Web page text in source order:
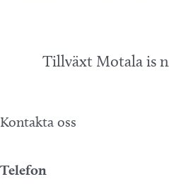
Tillväxt Motala is
Kontakta oss
Telefon